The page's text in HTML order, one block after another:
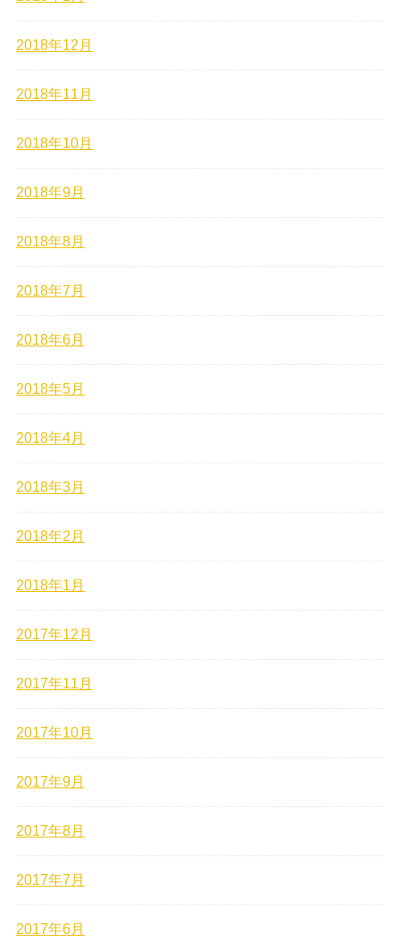
2018年12月
2018年11月
2018年10月
2018年9月
2018年8月
2018年7月
2018年6月
2018年5月
2018年4月
2018年3月
2018年2月
2018年1月
2017年12月
2017年11月
2017年10月
2017年9月
2017年8月
2017年7月
2017年6月